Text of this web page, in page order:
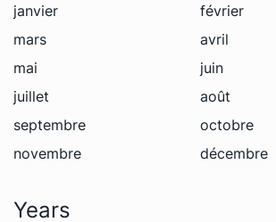
janvier
février
mars
avril
mai
juin
juillet
août
septembre
octobre
novembre
décembre
Years